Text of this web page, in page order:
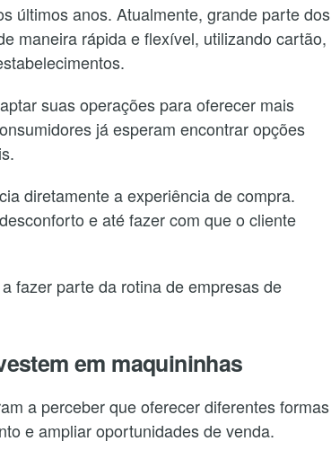
últimos anos. Atualmente, grande parte dos
maneira rápida e flexível, utilizando cartão,
suas operações para oferecer mais
já esperam encontrar opções
diretamente a experiência de compra.
e até fazer com que o cliente
fazer parte da rotina de empresas de
em maquininhas
a perceber que oferecer diferentes formas
e ampliar oportunidades de venda.